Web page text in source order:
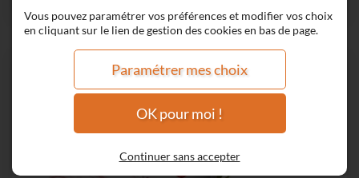
Vous pouvez paramétrer vos préférences et modifier vos choix
en cliquant sur le lien de gestion des cookies en bas de page.
Paramétrer mes choix
OK pour moi !
Continuer sans accepter